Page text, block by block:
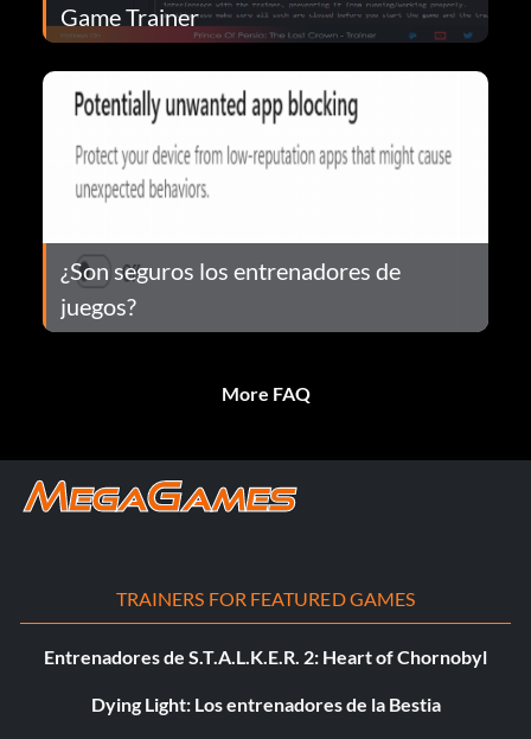
Game Trainer
¿Son seguros los entrenadores de
juegos?
More FAQ
TRAINERS FOR FEATURED GAMES
Entrenadores de S.T.A.L.K.E.R. 2: Heart of Chornobyl
Dying Light: Los entrenadores de la Bestia